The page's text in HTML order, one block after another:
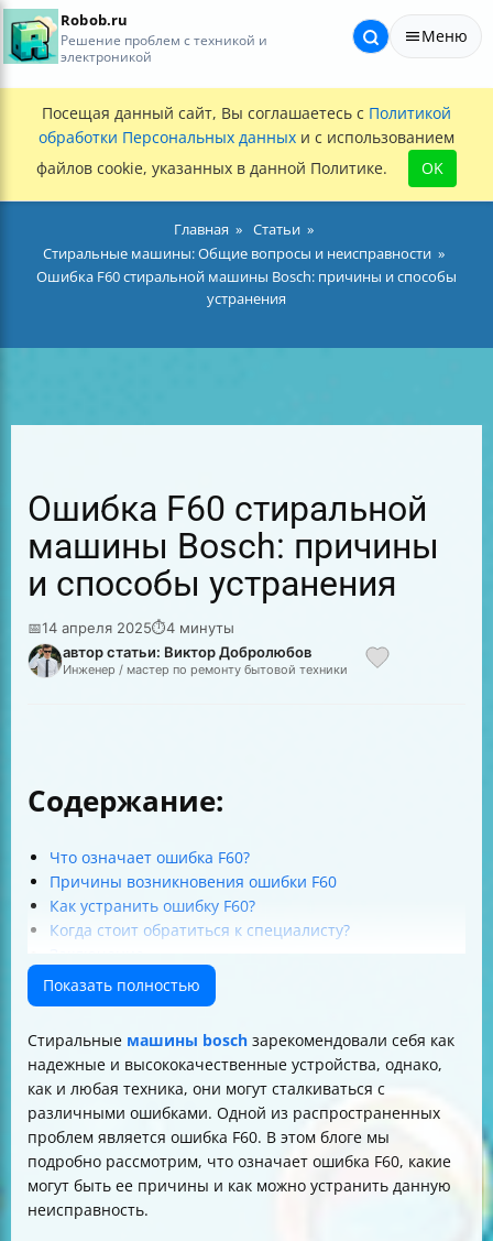
Robob.ru
Решение проблем с техникой и
электроникой
Меню
Посещая данный сайт, Вы соглашаетесь с Политикой
обработки Персональных данных и с использованием
файлов cookie, указанных в данной Политике.
OK
Главная
Статьи
Стиральные машины: Общие вопросы и неисправности
Ошибка F60 стиральной машины Bosch: причины и способы
устранения
Ошибка F60 стиральной
машины Bosch: причины
и способы устранения
📅14 апреля 2025⏱4 минуты
автор статьи: Виктор Добролюбов
Инженер / мастер по ремонту бытовой техники
Содержание:
Что означает ошибка F60?
Причины возникновения ошибки F60
Как устранить ошибку F60?
Когда стоит обратиться к специалисту?
Показать полностью
Стиральные машины bosch зарекомендовали себя как
надежные и высококачественные устройства, однако,
как и любая техника, они могут сталкиваться с
различными ошибками. Одной из распространенных
проблем является ошибка F60. В этом блоге мы
подробно рассмотрим, что означает ошибка F60, какие
могут быть ее причины и как можно устранить данную
неисправность.